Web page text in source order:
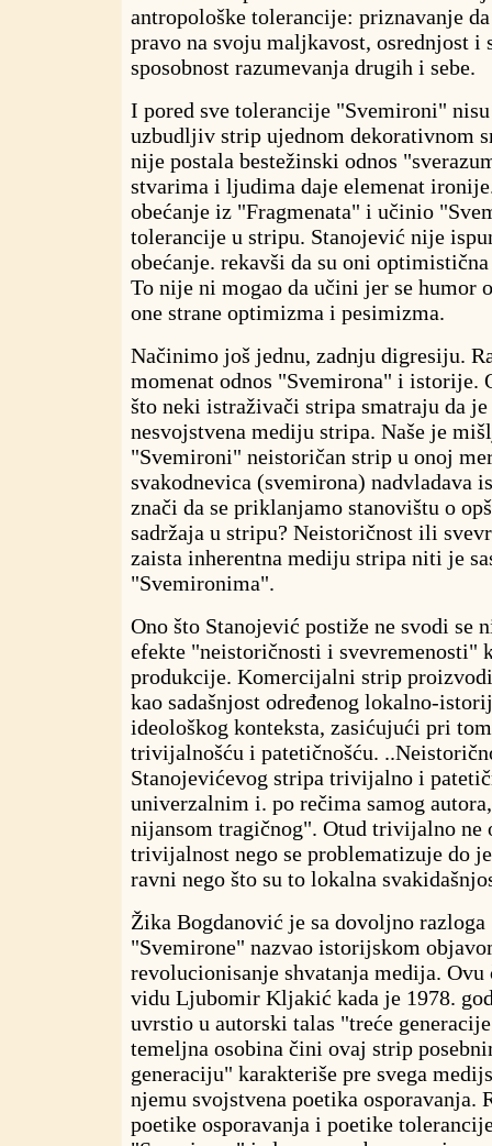
antropološke tolerancije: priznavanje
pravo na svoju maljkavost, osrednjost i
sposobnost razumevanja drugih i sebe.
I pored sve tolerancije "Svemironi"
uzbudljiv strip ujednom dekorativnom
nije postala bestežinski odnos
stvarima i ljudima daje elemenat
obećanje iz "Fragmenata" i učinio
tolerancije u stripu. Stanojević nije
obećanje. rekavši da su oni
To nije ni mogao da učini jer se humor
one strane optimizma i pesimizma.
Načinimo još jednu, zadnju digresiju.
momenat odnos "Svemirona" i istorije.
što neki istraživači stripa smatraju da
nesvojstvena mediju stripa. Naše je
"Svemironi" neistoričan strip u onoj
svakodnevica (svemirona) nadvladava
znači da se priklanjamo stanovištu o
sadržaja u stripu? Neistoričnost ili
zaista inherentna mediju stripa niti je
"Svemironima".
Ono što Stanojević postiže ne svodi se
efekte "neistoričnosti i svevremenosti"
produkcije. Komercijalni strip
kao sadašnjost određenog lokalno-
ideološkog konteksta, zasićujući pri
trivijalnošću i patetičnošću.
Stanojevićevog stripa trivijalno i
univerzalnim i. po rečima samog
nijansom tragičnog". Otud trivijalno ne
trivijalnost nego se problematizuje do
ravni nego što su to lokalna
Žika Bogdanović je sa dovoljno razloga
"Svemirone" nazvao istorijskom
revolucionisanje shvatanja medija.
vidu Ljubomir Kljakić kada je 1978.
uvrstio u autorski talas "treće
temeljna osobina čini ovaj strip
generaciju" karakteriše pre svega
njemu svojstvena poetika osporavanja.
poetike osporavanja i poetike